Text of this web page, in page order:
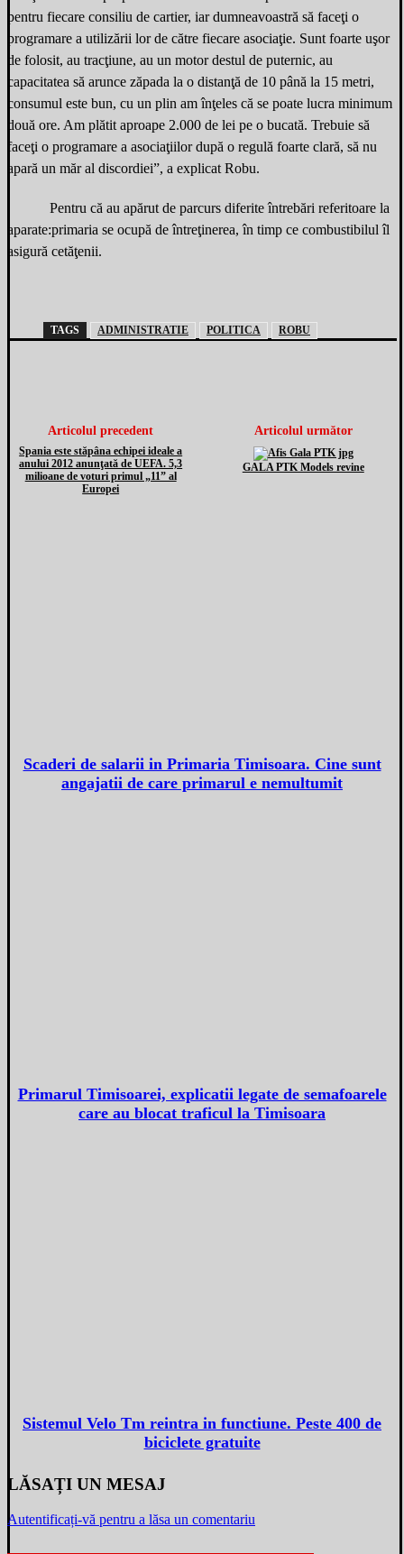
pentru fiecare consiliu de cartier, iar dumneavoastră să faceţi o
programare a utilizării lor de către fiecare asociaţie. Sunt foarte uşor
de folosit, au tracţiune, au un motor destul de puternic, au
capacitatea să arunce zăpada la o distanţă de 10 până la 15 metri,
consumul este bun, cu un plin am înţeles că se poate lucra minimum
două ore. Am plătit aproape 2.000 de lei pe o bucată. Trebuie să
faceţi o programare a asociaţiilor după o regulă foarte clară, să nu
apară un măr al discordiei”, a explicat Robu.
Pentru că au apărut de parcurs diferite întrebări referitoare la
aparate:primaria se ocupă de întreţinerea, în timp ce combustibilul îl
asigură cetăţenii.
TAGS ADMINISTRATIE POLITICA ROBU
Articolul precedent
Spania este stăpâna echipei ideale a
anului 2012 anunţată de UEFA. 5,3
milioane de voturi primul „11” al
Europei
Articolul următor
GALA PTK Models revine
Scaderi de salarii in Primaria Timisoara. Cine sunt
angajatii de care primarul e nemultumit
Primarul Timisoarei, explicatii legate de semafoarele
care au blocat traficul la Timisoara
Sistemul Velo Tm reintra in functiune. Peste 400 de
biciclete gratuite
LĂSAȚI UN MESAJ
Autentificați-vă pentru a lăsa un comentariu